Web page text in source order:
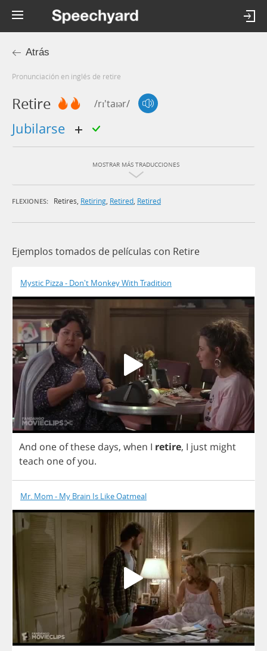
Atrás
Pronunciación en inglés de retire
Retire /rɪ'taɪər/
jubilarse
MOSTRAR MÁS TRADUCCIONES
FLEXIONES: Retires, Retiring, Retired, Retired
Ejemplos tomados de películas con Retire
Mystic Pizza - Don't Monkey With Tradition
And one ofthese days, when I retire, I just might
teach one ofyou.
Mr. Mom - My Brain Is Like Oatmeal